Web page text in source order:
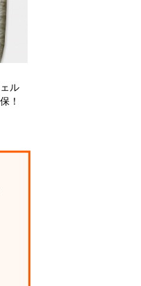
ル
！